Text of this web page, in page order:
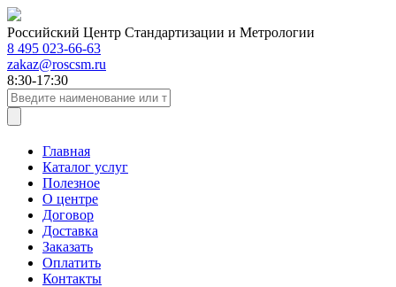
Российский Центр Стандартизации и Метрологии
8 495 023-66-63
zakaz@roscsm.ru
8:30-17:30
Главная
Каталог услуг
Полезное
О центре
Договор
Доставка
Заказать
Оплатить
Контакты